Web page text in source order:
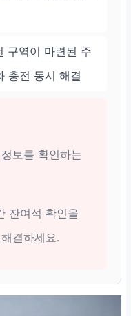
구역이 마련된 주
충전 동시 해결
보를 확인하는
잔여석 확인을
결하세요.